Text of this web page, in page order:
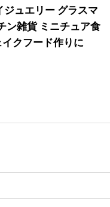
ュエリー グラスマ
ン雑貨 ミニチュア食
クフード作りに